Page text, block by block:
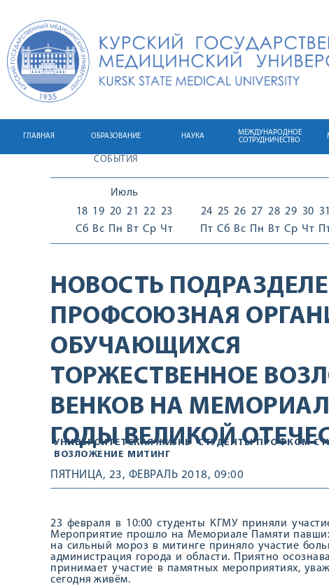
ГЛАВНАЯ ОБРАЗОВАНИЕ НАУКА
МЕЖДУНАРОДНОЕ
СОТРУДНИЧЕСТВО
СОБЫТИЯ
Июль
18
Сб
19
Вс
20
Пн
21
Вт
22
Ср
23
Чт
24
Пт
25
Сб
26
Вс
27
Пн
28
Вт
29
Ср
30
Чт
31
НОВОСТЬ
ПРОФСОЮЗНАЯ
ОБУЧАЮЩИХСЯ
ТОРЖЕСТВЕННОЕ
ВЕНКОВ НА
ГОДЫ ВЕЛИКОЙ
УНИВЕРСИТЕТСКАЯ ЖИЗНЬ СТУДЕНТЫ ПРОФКОМ
ВОЗЛОЖЕНИЕ МИТИНГ
ПЯТНИЦА, 23, ФЕВРАЛЬ 2018, 09:00
23 февраля в 10:00 студенты КГМУ приняли
Мероприятие прошло на Мемориале Памяти
на сильный мороз в митинге приняло участие
администрация города и области. Приятно
принимает участие в памятных мероприятиях,
сегодня живём.